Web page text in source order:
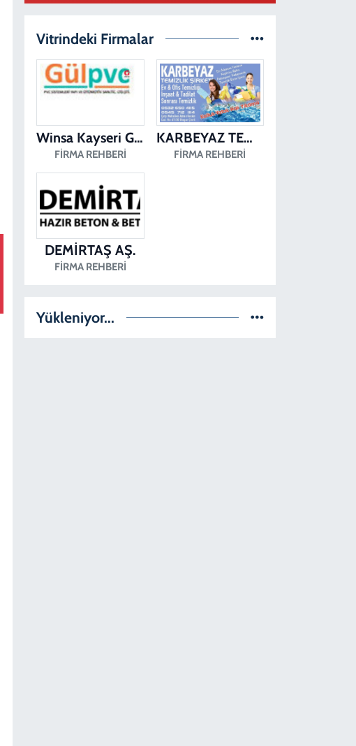
Dişçioğlu Eczanesi
0 (258) 265 32 91 Yol Tarifi Al
Vitrindeki Firmalar
Winsa Kayseri Gül Pvc Pencere Kayseri Winsa
FIRMA REHBERI
KARBEYAZ TEMİZLİK
FIRMA REHBERI
DEMİRTAŞ AŞ.
FIRMA REHBERI
Yükleniyor...